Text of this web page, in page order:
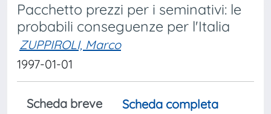
Pacchetto prezzi per i seminativi: le
probabili conseguenze per l'Italia
ZUPPIROLI, Marco
1997-01-01
Scheda breve
Scheda completa